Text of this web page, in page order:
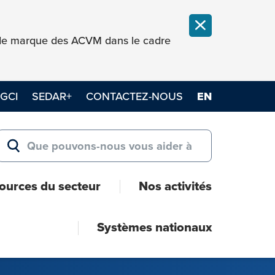
marque des ACVM dans le cadre FERMER LA
GCI SEDAR+ CONTACTEZ-NOUS EN
for:
RECHERCHER
du secteur Nos activités
Systèmes nationaux